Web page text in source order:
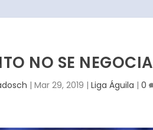
NO SE NEGOCIA
| Mar 29, 2019 | Liga Águila | 0